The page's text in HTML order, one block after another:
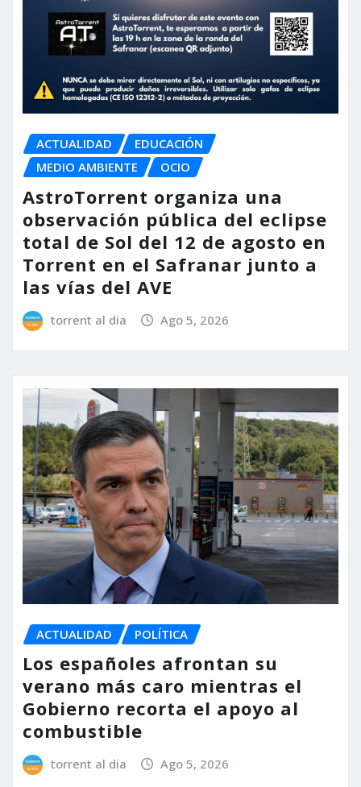
ACTUALIDAD
EDUCACIÓN
MEDIO AMBIENTE
OCIO
AstroTorrent organiza una
observación pública del eclipse
total de Sol del 12 de agosto en
Torrent en el Safranar junto a
las vías del AVE
torrent al dia Ago 5, 2026
ACTUALIDAD POLÍTICA
Los españoles afrontan su
verano más caro mientras el
Gobierno recorta el apoyo al
combustible
torrent al dia Ago 5, 2026